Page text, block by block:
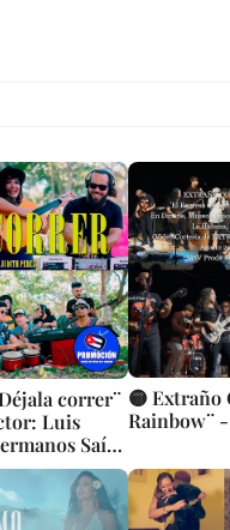
correr¨
Luis
Saíz
||
🟡 Extraño
Rainbow¨